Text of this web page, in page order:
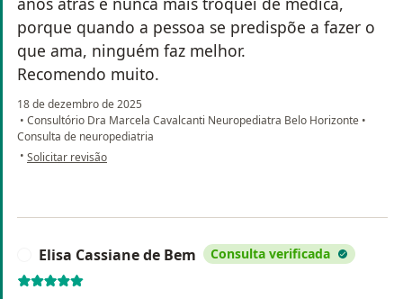
porque quando a pessoa se predispõe a fazer o
que ama, ninguém faz melhor.
Recomendo muito.
18 de dezembro de 2025
• Consultório Dra Marcela Cavalcanti Neuropediatra Belo Horizonte •
Consulta de neuropediatria
• na opinião do utilizador Kelly Gontijo
Solicitar revisão
Elisa Cassiane de Bem Consulta verificada